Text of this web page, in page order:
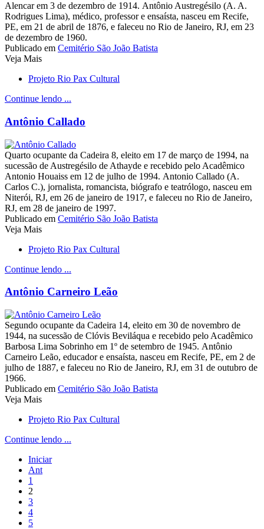
Alencar em 3 de dezembro de 1914. Antônio Austregésilo (A. A.
Rodrigues Lima), médico, professor e ensaísta, nasceu em Recife,
PE, em 21 de abril de 1876, e faleceu no Rio de Janeiro, RJ, em 23
de dezembro de 1960.
Publicado em Cemitério São João Batista
Veja Mais
Projeto Rio Pax Cultural
Continue lendo ...
Antônio Callado
Quarto ocupante da Cadeira 8, eleito em 17 de março de 1994, na
sucessão de Austregésilo de Athayde e recebido pelo Acadêmico
Antonio Houaiss em 12 de julho de 1994. Antonio Callado (A.
Carlos C.), jornalista, romancista, biógrafo e teatrólogo, nasceu em
Niterói, RJ, em 26 de janeiro de 1917, e faleceu no Rio de Janeiro,
RJ, em 28 de janeiro de 1997.
Publicado em Cemitério São João Batista
Veja Mais
Projeto Rio Pax Cultural
Continue lendo ...
Antônio Carneiro Leão
Segundo ocupante da Cadeira 14, eleito em 30 de novembro de
1944, na sucessão de Clóvis Beviláqua e recebido pelo Acadêmico
Barbosa Lima Sobrinho em 1º de setembro de 1945. Antônio
Carneiro Leão, educador e ensaísta, nasceu em Recife, PE, em 2 de
julho de 1887, e faleceu no Rio de Janeiro, RJ, em 31 de outubro de
1966.
Publicado em Cemitério São João Batista
Veja Mais
Projeto Rio Pax Cultural
Continue lendo ...
Iniciar
Ant
1
2
3
4
5